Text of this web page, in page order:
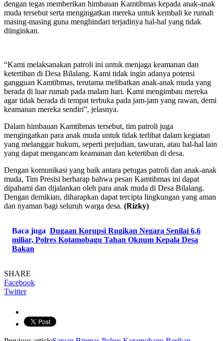
dengan tegas memberikan himbauan Kamtibmas kepada anak-anak
muda tersebut serta mengingatkan mereka untuk kembali ke rumah
masing-masing guna menghindari terjadinya hal-hal yang tidak
diinginkan.
“Kami melaksanakan patroli ini untuk menjaga keamanan dan
ketertiban di Desa Bilalang. Kami tidak ingin adanya potensi
gangguan Kamtibmas, terutama melibatkan anak-anak muda yang
berada di luar rumah pada malam hari. Kami mengimbau mereka
agar tidak berada di tempat terbuka pada jam-jam yang rawan, demi
keamanan mereka sendiri”, jelasnya.
Dalam himbauan Kamtibmas tersebut, tim patroli juga
mengingatkan para anak muda untuk tidak terlibat dalam kegiatan
yang melanggar hukum, seperti perjudian, tawuran, atau hal-hal lain
yang dapat mengancam keamanan dan ketertiban di desa.
Dengan komunikasi yang baik antara petugas patroli dan anak-anak
muda, Tim Presisi berharap bahwa pesan Kamtibmas ini dapat
dipahami dan dijalankan oleh para anak muda di Desa Bilalang.
Dengan demikian, diharapkan dapat tercipta lingkungan yang aman
dan nyaman bagi seluruh warga desa. (Rizky)
Baca juga Dugaan Korupsi Rugikan Negara Senilai 6,6
miliar, Polres Kotamobagu Tahan Oknum Kepala Desa
Bakan
SHARE
Facebook
Twitter